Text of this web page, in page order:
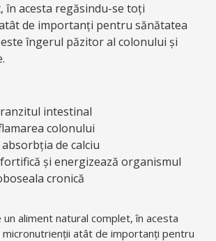
în acesta regăsindu-se toți
de importanți pentru sănătatea
îngerul păzitor al colonului și
intestinal
colonului
absorbția de calciu
și energizează organismul
cronică
aliment natural complet, în acesta
atât de importanți pentru